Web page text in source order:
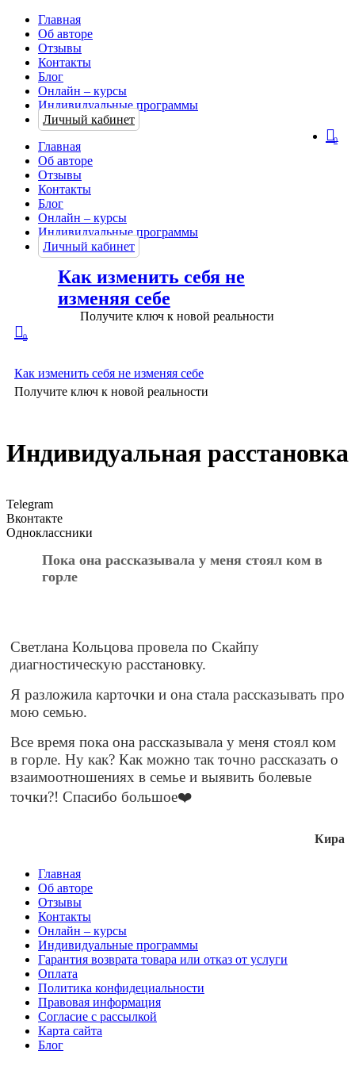
Главная
Об авторе
Отзывы
Контакты
Блог
Онлайн – курсы
Индивидуальные программы
Личный кабинет
0
Главная
Об авторе
Отзывы
Контакты
Блог
Онлайн – курсы
Индивидуальные программы
Личный кабинет
Как изменить себя не
изменяя себе
Получите ключ к новой реальности
0
Как изменить себя не изменяя себе
Получите ключ к новой реальности
Индивидуальная расстановка
Telegram
Вконтакте
Одноклассники
Пока она рассказывала у меня стоял ком в
горле
Светлана Кольцова провела по Скайпу
диагностическую расстановку.
Я разложила карточки и она стала рассказывать про
мою семью.
Все время пока она рассказывала у меня стоял ком
в горле. Ну как? Как можно так точно рассказать о
взаимоотношениях в семье и выявить болевые
точки?! Спасибо большое❤️
Кира
Главная
Об авторе
Отзывы
Контакты
Онлайн – курсы
Индивидуальные программы
Гарантия возврата товара или отказ от услуги
Оплата
Политика конфидециальности
Правовая информация
Согласие с рассылкой
Карта сайта
Блог